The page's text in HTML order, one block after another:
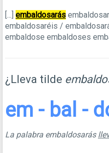
[...] embaldosarás
embaldosaréis /
embaldose embaldoses
¿Lleva tilde
em - bal -
La palabra embaldosarás